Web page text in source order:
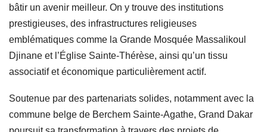
bâtir un avenir meilleur. On y trouve des institutions
prestigieuses, des infrastructures religieuses
emblématiques comme la Grande Mosquée Massalikoul
Djinane et l’Église Sainte-Thérèse, ainsi qu’un tissu
associatif et économique particulièrement actif.
Soutenue par des partenariats solides, notamment avec la
commune belge de Berchem Sainte-Agathe, Grand Dakar